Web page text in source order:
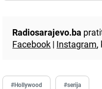
Radiosarajevo.ba
Facebook | Instagram,
#Hollywood #serija